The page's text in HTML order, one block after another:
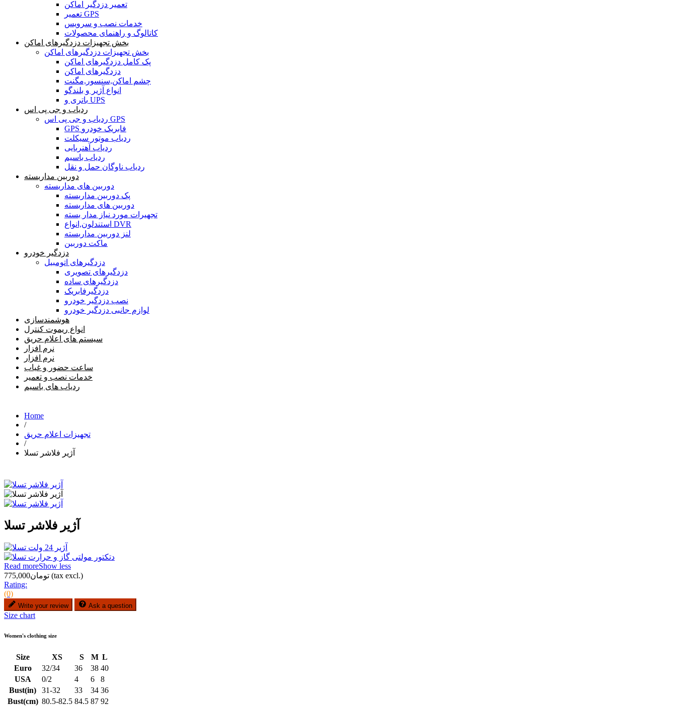
تعمیر دزدگیر اماکن
تعمیر GPS
خدمات نصب و سرویس
کاتالوگ و راهنمای محصولات
بخش تجهیزات دزدگیرهای اماکن
بخش تجهیزات دزدگیرهای اماکن
پک کامل دزدگیرهای اماکن
دزدگیرهای اماکن
چشم اماکن,سنسور,مگنت
انواع آژیر و بلندگو
باتری و UPS
ردیاب و جی پی اس
ردیاب و جی پی اس GPS
GPS فابریک خودرو
ردیاب موتور سیکلت
ردیاب آهنربایی
ردیاب باسیم
ردیاب ناوگان حمل و نقل
دوربین مداربسته
دوربین های مداربسته
پک دوربین مداربسته
دوربین های مداربسته
تجهیرات مورد نیاز مدار بسته
استندلون,انواع DVR
لنز دوربین مداربسته
ماکت دوربین
دزدگیر خودرو
دزدگیرهای اتومبیل
دزدگیرهای تصویری
دزدگیرهای ساده
دزدگیرفابریک
نصب دزدگیر خودرو
لوازم جانبی دزدگیر خودرو
هوشمندسازی
انواع ریموت کنترل
سیستم های اعلام حریق
نرم افزار
نرم افزار
ساعت حضور و غیاب
خدمات نصب و تعمیر
ردیاب های باسیم
Home
/
تجهیزات اعلام حریق
/
آژیر فلاشر تسلا
آژیر فلاشر تسلا
Read moreShow less
تومان775,000 (tax excl.)
Rating:
(0)
Write your review Ask a question
Size chart
Women's clothing size
Size XS S M L
Euro
32/34 36 38 40
USA
0/2 4 6
8
Bust(in)
31-32 33 34 36
Bust(cm) 80.5-82.5 84.5 87 92